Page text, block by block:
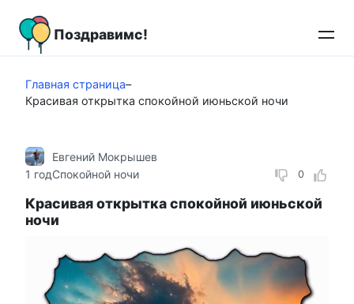
контенту
Поздравимс!
Главная страница–
Красивая открытка спокойной июньской ночи
0
Евгений Мокрышев
1 годСпокойной ночи
Красивая открытка спокойной июньской
ночи